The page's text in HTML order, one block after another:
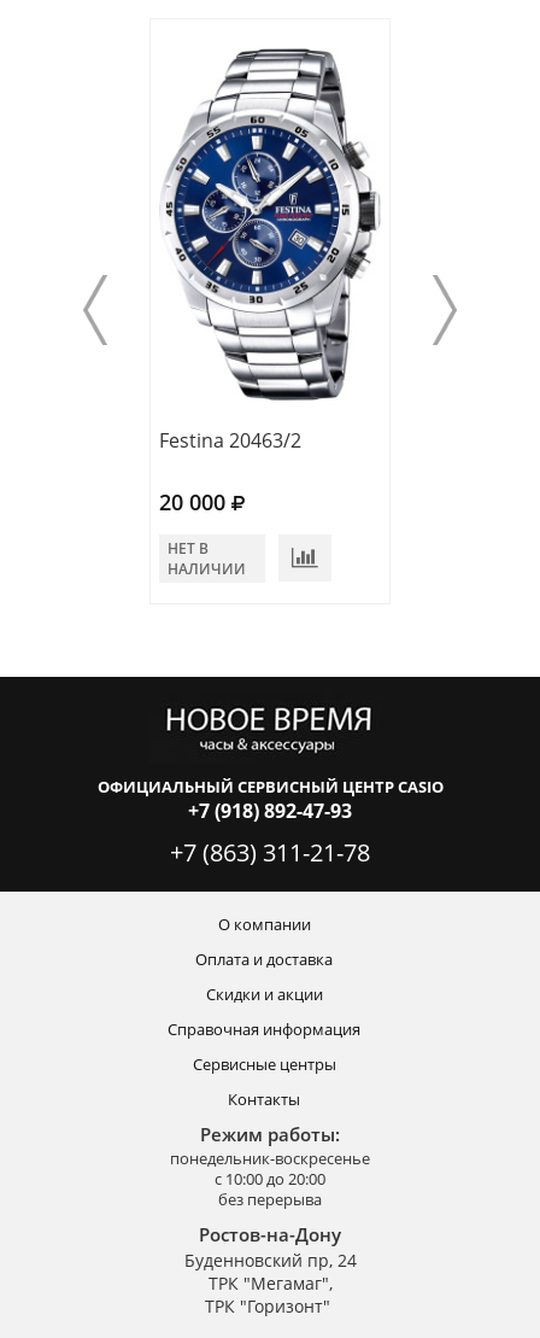
Festina 20463/2
20 000
НЕТ В
НАЛИЧИИ
ОФИЦИАЛЬНЫЙ СЕРВИСНЫЙ ЦЕНТР CASIO
+7 (918) 892-47-93
+7 (863) 311-21-78
О компании
Оплата и доставка
Скидки и акции
Справочная информация
Сервисные центры
Контакты
Режим работы:
понедельник-воскресенье
с 10:00 до 20:00
без перерыва
Ростов-на-Дону
Буденновский пр, 24
ТРК "Мегамаг",
ТРК "Горизонт"